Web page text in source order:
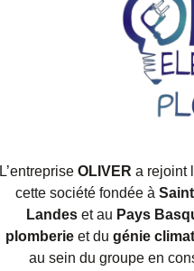
L’entreprise OLIVER a rejoint
cette société fondée à
Landeset au Pays
plomberie et du génie
au sein du groupe en